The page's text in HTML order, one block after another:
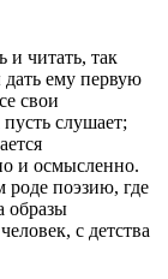
и читать, так
ему первую
свои
слушает;
и осмысленно.
роде поэзию, где
образы
с детства